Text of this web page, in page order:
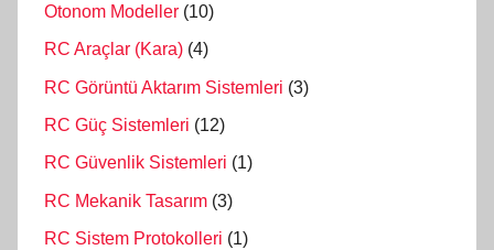
Otonom Modeller (10)
RC Araçlar (Kara) (4)
RC Görüntü Aktarım Sistemleri (3)
RC Güç Sistemleri (12)
RC Güvenlik Sistemleri (1)
RC Mekanik Tasarım (3)
RC Sistem Protokolleri (1)